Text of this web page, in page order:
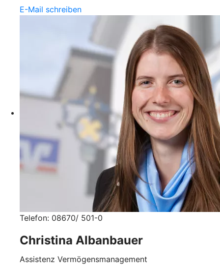
E-Mail schreiben
Telefon: 08670/ 501-0
Christina Albanbauer
Assistenz Vermögensmanagement